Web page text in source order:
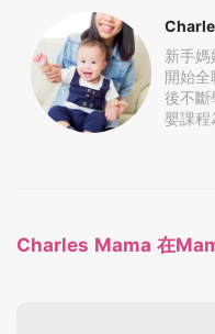
新手
開始
後不斷
嬰課程
Charles Mama 在